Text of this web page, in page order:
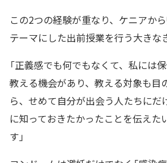
この2つの経験が重なり、ケニアから
テーマにした出前授業を行う大きな
「正義感でも何でもなくて、私には
教える機会があり、教える対象も目
ら、せめて自分が出会う人たちにだ
に知っておきたかったことを伝えた
す」